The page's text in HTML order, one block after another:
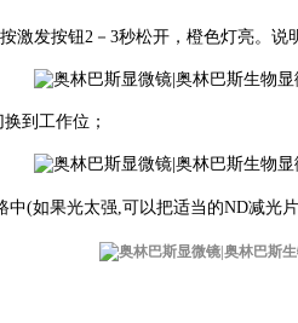
激发按钮2－3秒松开，橙色灯亮。说
到工作位；
中(如果光太强,可以把适当的ND减光